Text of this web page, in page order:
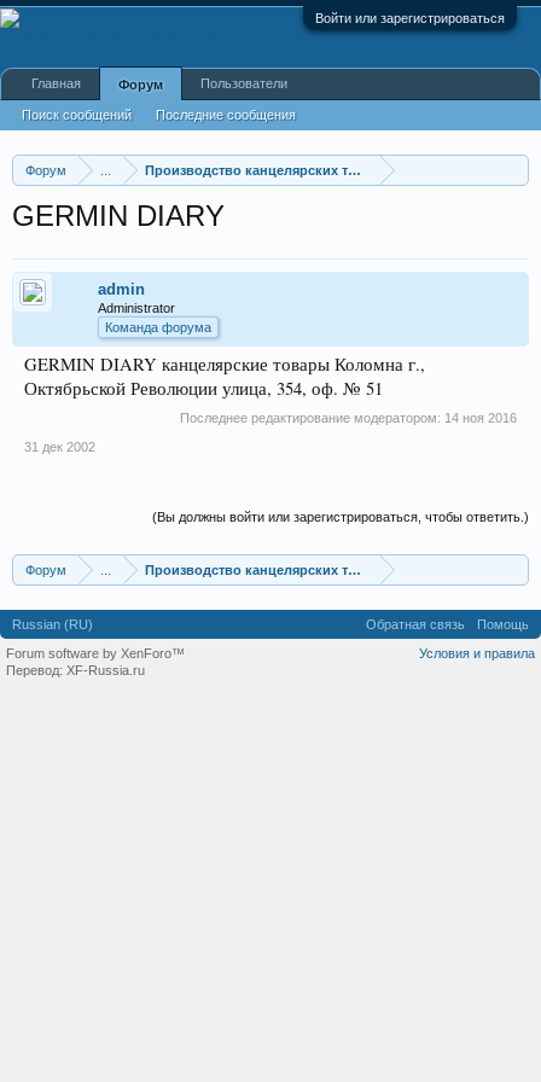
Войти или зарегистрироваться
Форум Производство канцелярских товаров
GERMIN DIARY
admin
Administrator
Команда форума
GERMIN DIARY канцелярские товары Коломна г.,
Октябрьской Революции улица, 354, оф. № 51
Последнее редактирование модератором: 14 ноя 2016
31 дек 2002
(Вы должны войти или зарегистрироваться, чтобы ответить.)
Форум Производство канцелярских товаров
Главная Форум
Поиск сообщений Последние сообщения
Пользователи
Russian (RU) Обратная связь
Помощь
Условия и правила
Forum software by XenForo™
Перевод: XF-Russia.ru